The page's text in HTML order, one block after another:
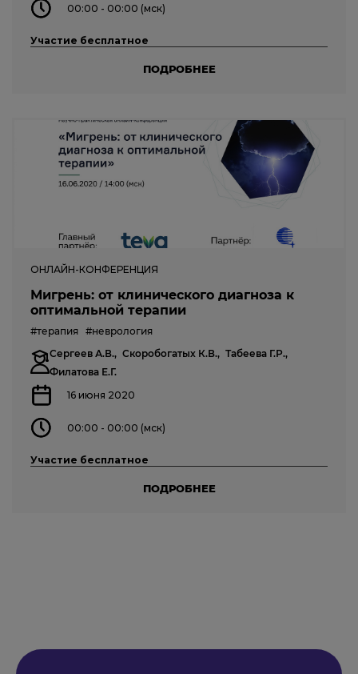
00:00 - 00:00 (мск)
Участие бесплатное
ПОДРОБНЕЕ
ОНЛАЙН-КОНФЕРЕНЦИЯ
Мигрень: от клинического диагноза к
оптимальной терапии
#терапия #неврология
Сергеев А.В., Скоробогатых К.В., Табеева Г.Р.,
Филатова Е.Г.
16 июня 2020
00:00 - 00:00 (мск)
Участие бесплатное
ПОДРОБНЕЕ